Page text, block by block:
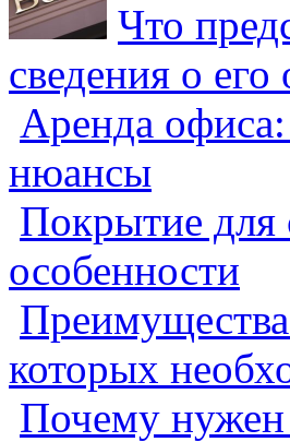
Что
сведения о его
Аренда
нюансы
Покрытие для
особенности
которых
Почему нужен